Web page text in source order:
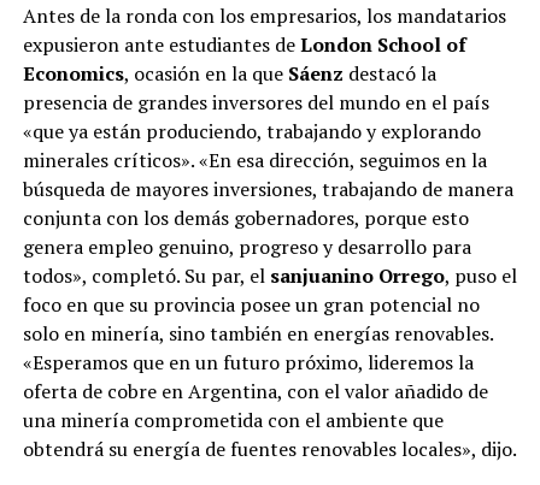
Antes de la ronda con los empresarios, los mandatarios
expusieron ante estudiantes deLondon School of
Economics, ocasión en la que Sáenz destacó la
presencia de grandes inversores del mundo en el país
«que ya están produciendo, trabajando y explorando
minerales críticos». «En esa dirección, seguimos en la
búsqueda de mayores inversiones, trabajando de manera
conjunta con los demás gobernadores, porque esto
genera empleo genuino, progreso y desarrollo para
todos», completó. Su par, el sanjuanino Orrego, puso el
foco en que su provincia posee un gran potencial no
solo en minería, sino también en energías renovables.
«Esperamos que en un futuro próximo, lideremos la
oferta de cobre en Argentina, con el valor añadido de
una minería comprometida con el ambiente que
obtendrá su energía de fuentes renovables locales», dijo.